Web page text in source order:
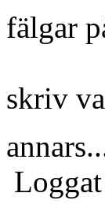
fälgar
skriv
Loggat